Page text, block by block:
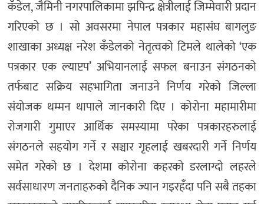
कँडेल, जैमिनी नगरपालिकामा झपिन्द्र क्षेत्रीलाई जिम्मेवारी प्रदान
गरिएको छ । सो अवसरमा नेपाल पत्रकार महासंघ बागलुङ
शाखाका अध्यक्ष नरेश कँडेलको नेतृत्वको टिमले थालेको ‘एक
पत्रकार एक ल्याप्टप’ अभियानलाई सफल बनाउन संगठनको
तर्फबाट सक्रिय सहभागिता जनाउने निर्णय गरेको जिल्ला
संयोजक थम्मन थापाले जानकारी दिए । कोरोना महामारीमा
रोजगारी गुमाएर आर्थिक समस्यामा परेका पत्रकारहरुलाई
संगठनले सहयोग गर्ने र सञ्चार गृहलाई खबरदारी गर्ने निर्णय
समेत गरेको छ । देशमा कोरोना कहरको डरलाग्दो लहरले
सर्वसाधारण जनताहरुको दैनिक ज्यान गइरहँदा पनि सबै तहका